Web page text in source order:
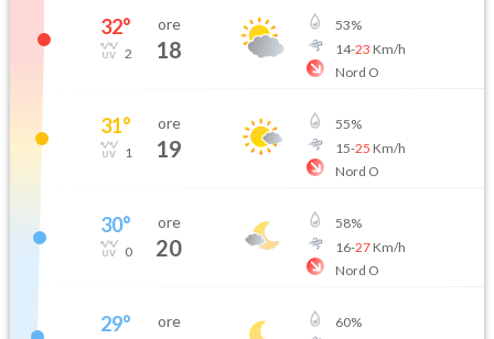
32°
2
ore
18
53%
14-23 Km/h
Nord O
31°
1
ore
19
55%
15-25 Km/h
Nord O
30°
0
ore
20
58%
16-27Km/h
Nord O
29° ore 60%